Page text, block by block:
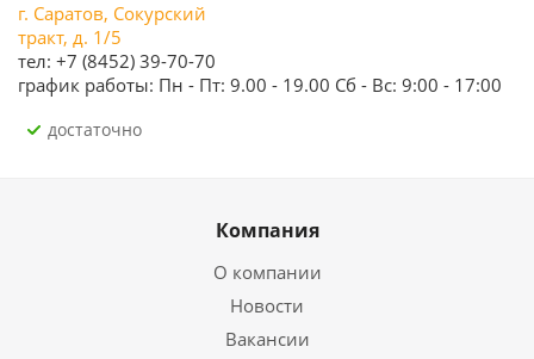
г. Саратов, Сокурский
тракт, д. 1/5
тел: +7 (8452) 39-70-70
график работы: Пн - Пт: 9.00 - 19.00 Сб - Вс: 9:00 - 17:00
Достаточно
Компания
О компании
Новости
Вакансии